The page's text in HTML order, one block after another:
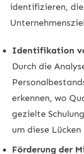
identifizieren,
Identifikation
Durch die
erkennen, wo
gezielte
um diese Lücken
Förderung der